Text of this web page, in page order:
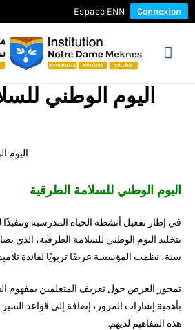
Espace ENN Connexion
اليوم الوطني
اليوم الوطني للسلامة الطرقية
في إطار تفعيل أنشطة الحياة المدرسية وتنفيذًا
سنة، نظمت المؤسسة عرضًا تربويًا لفائدة
تمحور العرض حول تعريف المتعلمين بمفهوم
بأهمية إشارات المرور، إضافة إلى قواعد
هذه المفاهيم لديهم.